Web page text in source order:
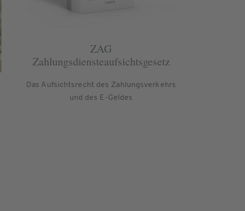
ZAG
Zahlungsdiensteaufsichtsgesetz
Das Aufsichtsrecht des Zahlungsverkehrs
und des E-Geldes